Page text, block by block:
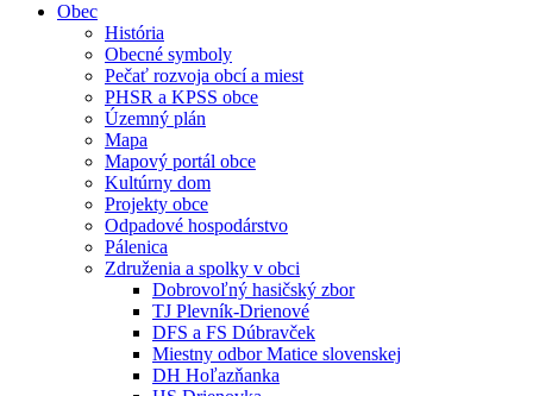
Obec
História
Obecné symboly
Pečať rozvoja obcí a miest
PHSR a KPSS obce
Územný plán
Mapa
Mapový portál obce
Kultúrny dom
Projekty obce
Odpadové hospodárstvo
Pálenica
Združenia a spolky v obci
Dobrovoľný hasičský zbor
TJ Plevník-Drienové
DFS a FS Dúbravček
Miestny odbor Matice slovenskej
DH Hoľazňanka